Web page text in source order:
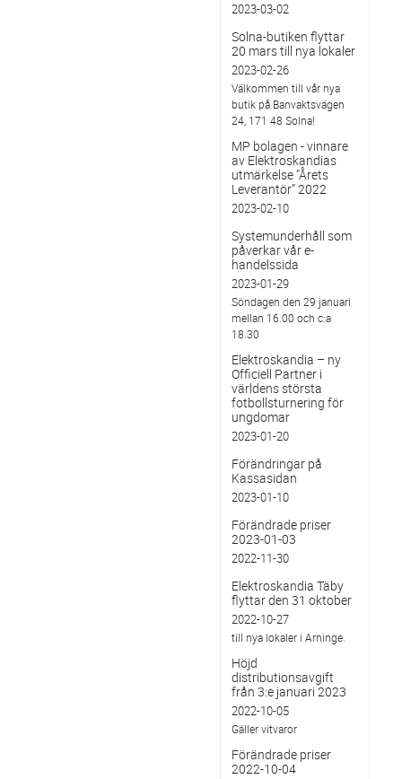
2023-03-02
Solna-butiken flyttar
20 mars till nya lokaler
2023-02-26
Välkommen till vår nya
butik på Banvaktsvägen
24, 171 48 Solna!
MP bolagen - vinnare
av Elektroskandias
utmärkelse ”Årets
Leverantör” 2022
2023-02-10
Systemunderhåll som
påverkar vår e-
handelssida
2023-01-29
Söndagen den 29 januari
mellan 16.00 och c:a
18.30
Elektroskandia – ny
Officiell Partner i
världens största
fotbollsturnering för
ungdomar
2023-01-20
Förändringar på
Kassasidan
2023-01-10
Förändrade priser
2023-01-03
2022-11-30
Elektroskandia Täby
flyttar den 31 oktober
2022-10-27
till nya lokaler i Arninge.
Höjd
distributionsavgift
från 3:e januari 2023
2022-10-05
Gäller vitvaror
Förändrade priser
2022-10-04